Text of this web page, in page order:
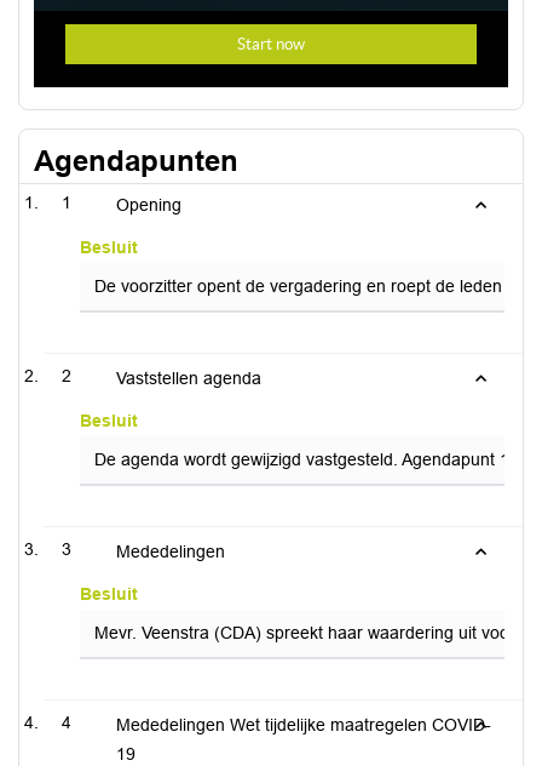
Agendapunten
1 Opening
Besluit
De voorzitter opent de vergadering en roept de leden
2 Vaststellen agenda
Besluit
De agenda wordt gewijzigd vastgesteld. Agendapunt
3 Mededelingen
Besluit
Mevr. Veenstra (CDA) spreekt haar waardering uit voor
4
Mededelingen Wet tijdelijke maatregelen COVID-
19